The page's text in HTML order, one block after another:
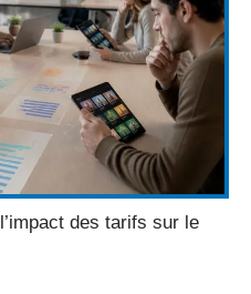
des tarifs sur le